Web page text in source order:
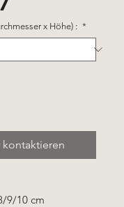
x Höhe) : *
kontaktieren
9/10 cm